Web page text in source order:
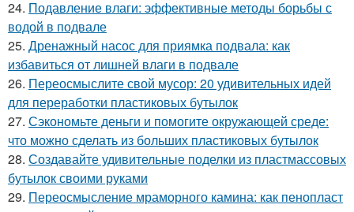
24. Подавление влаги: эффективные методы борьбы с
водой в подвале
25. Дренажный насос для приямка подвала: как
избавиться от лишней влаги в подвале
26. Переосмыслите свой мусор: 20 удивительных идей
для переработки пластиковых бутылок
27. Сэкономьте деньги и помогите окружающей среде:
что можно сделать из больших пластиковых бутылок
28. Создавайте удивительные поделки из пластмассовых
бутылок своими руками
29. Переосмысление мраморного камина: как пенопласт